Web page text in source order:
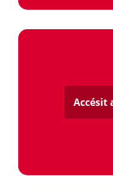
Accésit